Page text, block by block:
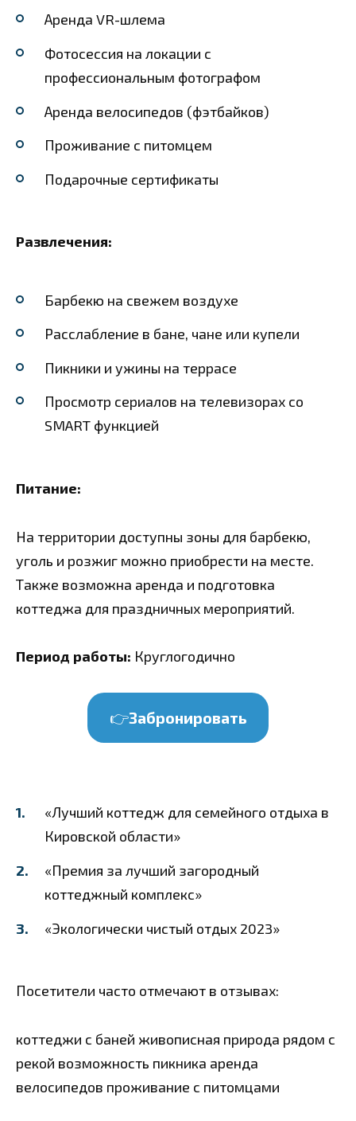
Аренда VR-шлема
Фотосессия на локации с
профессиональным фотографом
Аренда велосипедов (фэтбайков)
Проживание с питомцем
Подарочные сертификаты
Развлечения:
Барбекю на свежем воздухе
Расслабление в бане, чане или купели
Пикники и ужины на террасе
Просмотр сериалов на телевизорах со
SMART функцией
Питание:
На территории доступны зоны для барбекю,
уголь и розжиг можно приобрести на месте.
Также возможна аренда и подготовка
коттеджа для праздничных мероприятий.
Период работы: Круглогодично
👉Забронировать
«Лучший коттедж для семейного отдыха в
Кировской области»
«Премия за лучший загородный
коттеджный комплекс»
«Экологически чистый отдых 2023»
Посетители часто отмечают в отзывах:
коттеджи с баней живописная природа рядом с
рекой возможность пикника аренда
велосипедов проживание с питомцами